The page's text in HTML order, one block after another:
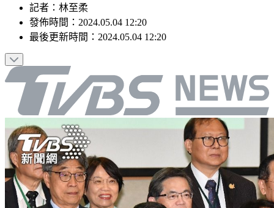
記者 ： 林至柔
發佈時間： 2024.05.04 12:20
最後更新時間： 2024.05.04 12:20